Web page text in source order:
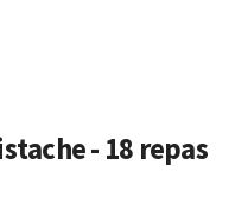
- 18 repas